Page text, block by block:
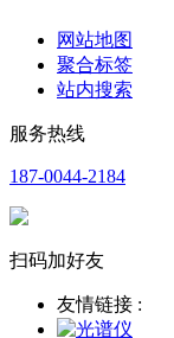
网站地图
聚合标签
站内搜索
服务热线
187-0044-2184
扫码加好友
友情链接 :